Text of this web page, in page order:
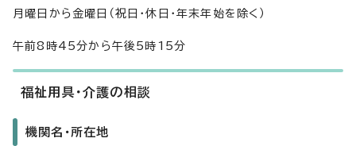
月曜日から金曜日（祝日・休日・年末年始を除く）
午前8時45分から午後5時15分
福祉用具・介護の相談
機関名・所在地